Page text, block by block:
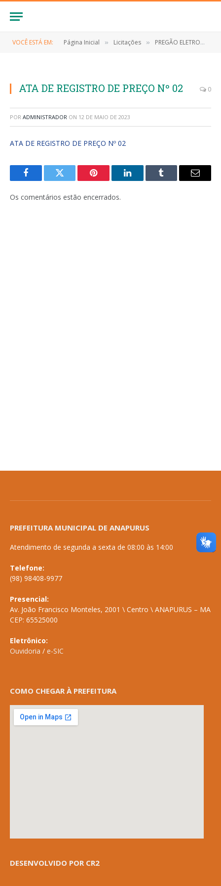
VOCÊ ESTÁ EM: Página Inicial » Licitações » PREGÃO ELETRONICO Nº 038/2022 (CONTRATAÇÃO DE EMPRESA ESPECIALIZADA PARA O FORNECIMENTO DE MATERIAIS DE LIMPEZA E HIGIENE PESSOAL PARA ATENDER AS NECESSIDADES, DA SECRETARIA MUNICIPAL DE EDUCAÇÃO DO MUNICÍPIO DE ANAPURUS/MA)
ATA DE REGISTRO DE PREÇO Nº 02 0
POR ADMINISTRADOR ON 12 DE MAIO DE 2023
ATA DE REGISTRO DE PREÇO Nº 02
FacebookTwitter Pinterest LinkedInTumblr
E-
Os comentários estão encerrados.
PREFEITURA MUNICIPAL DE ANAPURUS
Atendimento de segunda a sexta de 08:00 às 14:00
Telefone:
(98) 98408-9977
Presencial:
Av. João Francisco Monteles, 2001 \ Centro \ ANAPURUS – MA
CEP: 65525000
Eletrônico:
Ouvidoria / e-SIC
COMO CHEGAR À PREFEITURA
DESENVOLVIDO POR CR2